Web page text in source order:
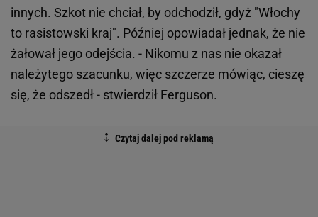
innych. Szkot nie chciał, by odchodził, gdyż "Włochy
to rasistowski kraj". Później opowiadał jednak, że nie
żałował jego odejścia. - Nikomu z nas nie okazał
należytego szacunku, więc szczerze mówiąc, cieszę
się, że odszedł - stwierdził Ferguson.